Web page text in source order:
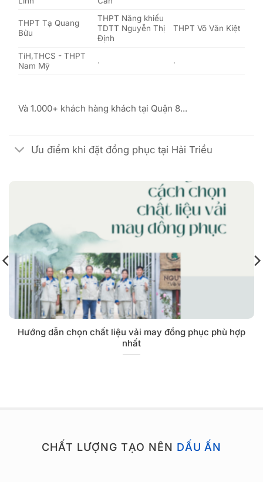
THPT Tạ Quang
Bửu
THPT Năng khiếu
TDTT Nguyễn Thị
Định
THPT Võ Văn Kiệt
TiH,THCS - THPT
Nam Mỹ
. .
Và 1.000+ khách hàng khách tại Quận 8...
Ưu điểm khi đặt đồng phục tại Hải Triều
Hướng dẫn chọn chất liệu vải may đồng phục phù hợp
nhất
CHẤT LƯỢNG TẠO NÊN DẤU ẤN